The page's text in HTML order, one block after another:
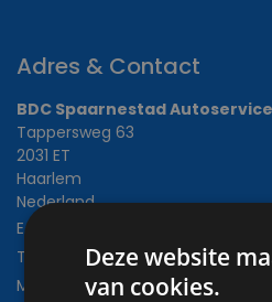
Adres & Contact
BDC Spaarnestad Autoservice
Tappersweg 63
2031 ET
Haarlem
Nederland
E-mail:
Tel:
023-2050976
Mob:
+31645749665
Deze website
van cookies.